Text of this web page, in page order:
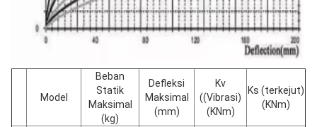
Model
Beban
Statik
Maksimal
(kg)
Defleksi
Maksimal
(mm)
Kv
((Vibrasi)
(KNm)
Ks (terkejut)
(KNm)